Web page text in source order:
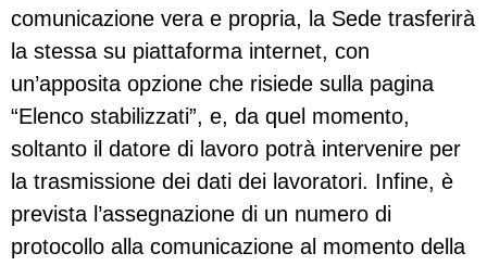
comunicazione vera e propria, la Sede trasferirà
la stessa su piattaforma internet, con
un’apposita opzione che risiede sulla pagina
“Elenco stabilizzati”, e, da quel momento,
soltanto il datore di lavoro potrà intervenire per
la trasmissione dei dati dei lavoratori. Infine, è
prevista l’assegnazione di un numero di
protocollo alla comunicazione al momento della